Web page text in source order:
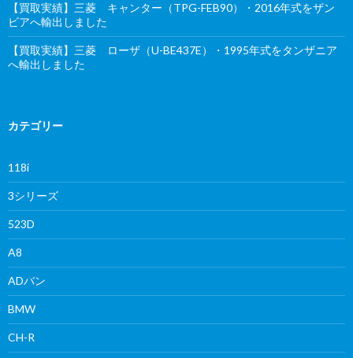
【買取実績】三菱 キャンター（TPG-FEB90）・2016年式をザン
ビアへ輸出しました
【買取実績】三菱 ローザ（U-BE437E）・1995年式をタンザニア
へ輸出しました
カテゴリー
118i
3シリーズ
523D
A8
ADバン
BMW
CH-R